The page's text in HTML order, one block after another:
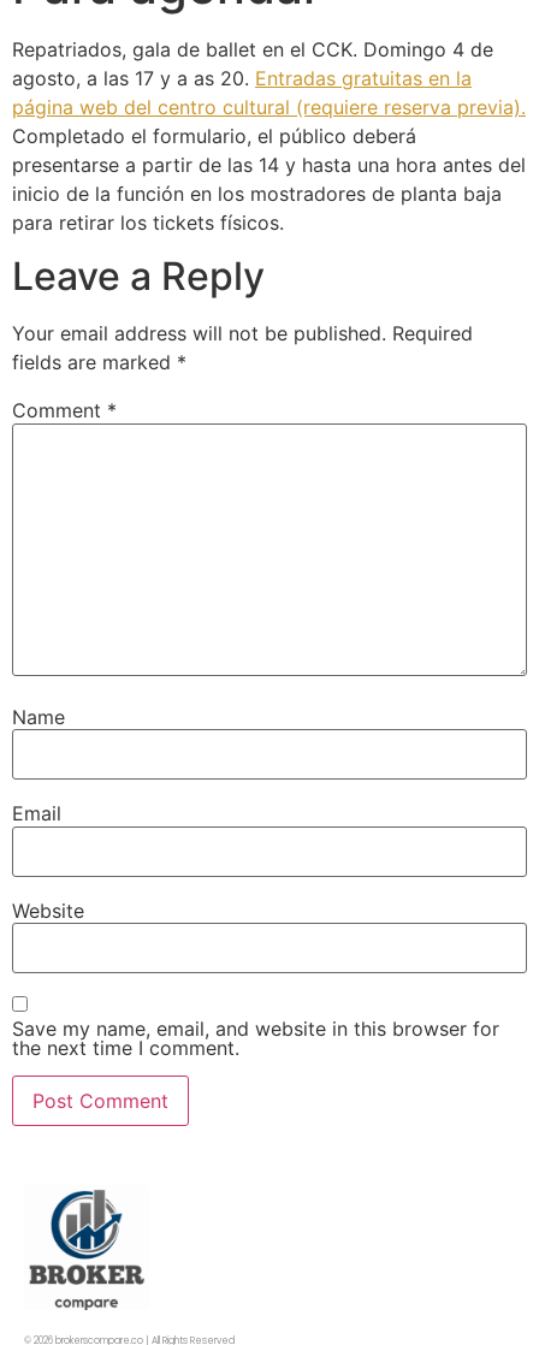
Repatriados, gala de ballet en el CCK. Domingo 4 de
agosto, a las 17 y a as 20. Entradas gratuitas en la
página web del centro cultural (requiere reserva previa).
Completado el formulario, el público deberá
presentarse a partir de las 14 y hasta una hora antes del
inicio de la función en los mostradores de planta baja
para retirar los tickets físicos.
Leave a Reply
Your email address will not be published. Required
fields are marked *
Comment *
Name
Email
Website
Save my name, email, and website in this browser for
the next time I comment.
© 2026 brokerscompare.co | All Rights Reserved